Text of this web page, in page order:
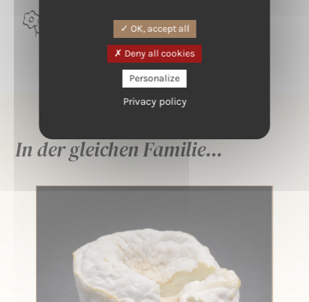
Pyrénées ariègeoise
In der gleichen Familie...
OK, accept all
Deny all cookies
Personalize
Privacy policy